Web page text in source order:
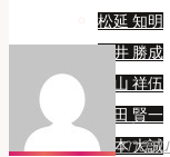
松延 知明
櫻井 勝成
森山 祥伍
高田 賢一
宮本 大誠